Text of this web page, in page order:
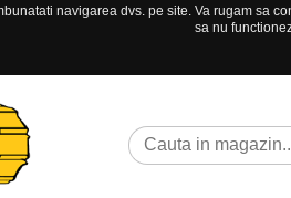
navigarea dvs. pe site. Va rugam sa
sa nu